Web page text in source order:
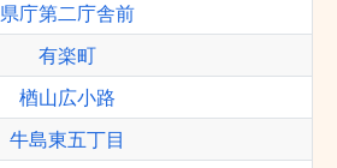
県庁第二庁舎前
有楽町
楢山広小路
牛島東五丁目